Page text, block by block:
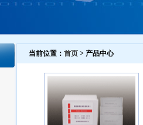
当前位置： 首页 > 产品中心